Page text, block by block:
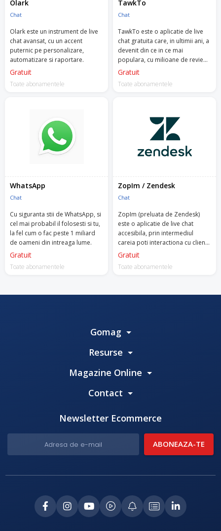
Olark
Chat
Olark este un instrument de live
chat avansat, cu un accent
puternic pe personalizare,
automatizare si raportare.
Gratuit
Toate abonamentele
TawkTo
Chat
TawkTo este o aplicatie de live
chat gratuita care, in ultimii ani, a
devenit din ce in ce mai
populara, cu milioane de review-
uri de 5 stele.
Gratuit
Toate abonamentele
WhatsApp
Chat
Cu siguranta stii de WhatsApp, si
cel mai probabil il folosesti si tu,
la fel cum o fac peste 1 miliard
de oameni din intreaga lume.
Gratuit
Toate abonamentele
ZopIm / Zendesk
Chat
ZopIm (preluata de Zendesk)
este o aplicatie de live chat
accesibila, prin intermediul
careia poti interactiona cu clientii
tai, poti convinge potentialii
audienta.
Gratuit
Toate abonamentele
Gomag
Resurse
Magazine Online
Contact
Newsletter Ecommerce